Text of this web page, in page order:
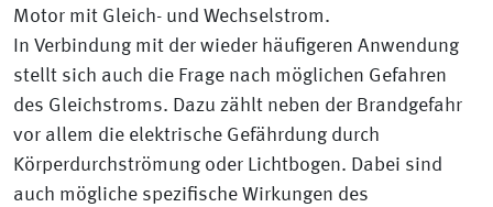
Motor mit Gleich- und Wechselstrom.
In Verbindung mit der wieder häufigeren Anwendung
stellt sich auch die Frage nach möglichen Gefahren
des Gleichstroms. Dazu zählt neben der Brandgefahr
vor allem die elektrische Gefährdung durch
Körperdurchströmung oder Lichtbogen. Dabei sind
auch mögliche spezifische Wirkungen des